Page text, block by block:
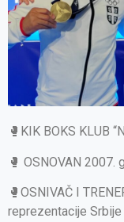
🥊KIK BOKS KLUB
🥊 OSNOVAN 2007.
🥊OSNIVAČ I
reprezentacije Srbije